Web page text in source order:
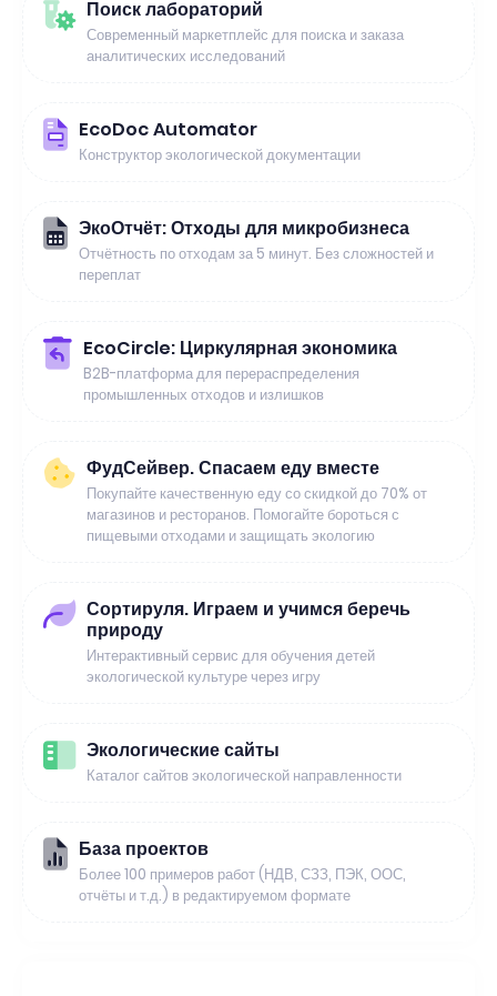
Поиск лабораторий
Современный маркетплейс для поиска и заказа
аналитических исследований
EcoDoc Automator
Конструктор экологической документации
ЭкоОтчёт: Отходы для микробизнеса
Отчётность по отходам за 5 минут. Без сложностей и
переплат
EcoCircle: Циркулярная экономика
B2B-платформа для перераспределения
промышленных отходов и излишков
ФудСейвер. Спасаем еду вместе
Покупайте качественную еду со скидкой до 70% от
магазинов и ресторанов. Помогайте бороться с
пищевыми отходами и защищать экологию
Сортируля. Играем и учимся беречь
природу
Интерактивный сервис для обучения детей
экологической культуре через игру
Экологические сайты
Каталог сайтов экологической направленности
База проектов
Более 100 примеров работ (НДВ, СЗЗ, ПЭК, ООС,
отчёты и т.д.) в редактируемом формате